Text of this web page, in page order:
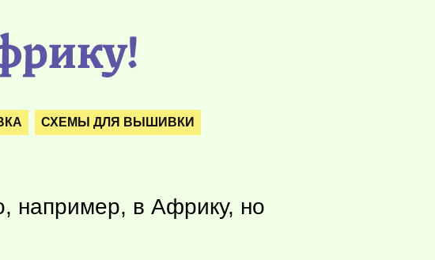
СХЕМЫ ДЛЯ ВЫШИВКИ
например, в Африку, но